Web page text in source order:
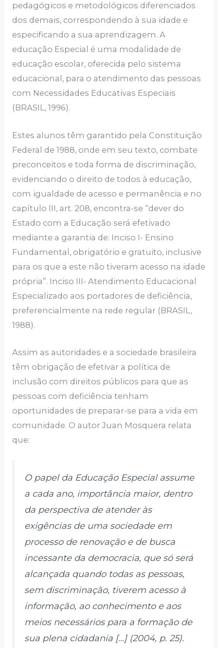
pedagógicos e metodológicos diferenciados
dos demais, correspondendo à sua idade e
especificando a sua aprendizagem. A
educação Especial é uma modalidade de
educação escolar, oferecida pelo sistema
educacional, para o atendimento das pessoas
com Necessidades Educativas Especiais
(BRASIL, 1996).
Estes alunos têm garantido pela Constituição
Federal de 1988, onde em seu texto, combate
preconceitos e toda forma de discriminação,
evidenciando o direito de todos à educação,
com igualdade de acesso e permanência e no
capítulo III, art. 208, encontra-se “dever do
Estado com a Educação será efetivado
mediante a garantia de: Inciso I- Ensino
Fundamental, obrigatório e gratuito, inclusive
para os que a este não tiveram acesso na idade
própria”. Inciso III- Atendimento Educacional
Especializado aos portadores de deficiência,
preferencialmente na rede regular (BRASIL,
1988).
Assim as autoridades e a sociedade brasileira
têm obrigação de efetivar a política de
inclusão com direitos públicos para que as
pessoas com deficiência tenham
oportunidades de preparar-se para a vida em
comunidade. O autor Juan Mosquera relata
que:
O papel da Educação Especial assume
a cada ano, importância maior, dentro
da perspectiva de atender às
exigências de uma sociedade em
processo de renovação e de busca
incessante da democracia, que só será
alcançada quando todas as pessoas,
sem discriminação, tiverem acesso à
informação, ao conhecimento e aos
meios necessários para a formação de
sua plena cidadania […] (2004, p. 25).